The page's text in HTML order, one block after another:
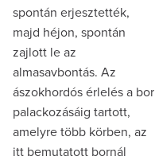
spontán erjesztették,
majd héjon, spontán
zajlott le az
almasavbontás. Az
ászokhordós érlelés a bor
palackozásáig tartott,
amelyre több körben, az
itt bemutatott bornál